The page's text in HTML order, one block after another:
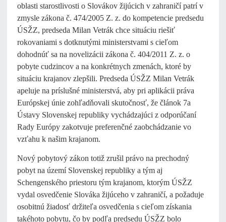
oblasti starostlivosti o Slovákov žijúcich v zahraničí patrí v
zmysle zákona č. 474/2005 Z. z. do kompetencie predsedu
ÚSŽZ, predseda Milan Vetrák chce situáciu riešiť
rokovaniami s dotknutými ministerstvami s cieľom
dohodnúť sa na novelizácii zákona č. 404/2011 Z. z. o
pobyte cudzincov a na konkrétnych zmenách, ktoré by
situáciu krajanov zlepšili. Predseda ÚSŽZ Milan Vetrák
apeluje na príslušné ministerstvá, aby pri aplikácii práva
Európskej únie zohľadňovali skutočnosť, že článok 7a
Ústavy Slovenskej republiky vychádzajúci z odporúčaní
Rady Európy zakotvuje preferenčné zaobchádzanie vo
vzťahu k našim krajanom.
Nový pobytový zákon totiž zrušil právo na prechodný
pobyt na území Slovenskej republiky a tým aj
Schengenského priestoru tým krajanom, ktorým ÚSŽZ
vydal osvedčenie Slováka žijúceho v zahraničí, a požaduje
osobitnú žiadosť držiteľa osvedčenia s cieľom získania
takéhoto pobytu, čo by podľa predsedu ÚSŽZ bolo